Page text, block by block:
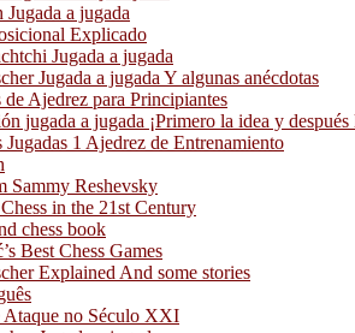
Jugada a jugada
Explicado
Jugada a jugada
Jugada a jugada Y algunas anécdotas
de Ajedrez para Principiantes
jugada a jugada ¡Primero la idea y después
Jugadas 1 Ajedrez de Entrenamiento
Sammy Reshevsky
in the 21st Century
chess book
Best Chess Games
Explained And some stories
Ataque no Século XXI